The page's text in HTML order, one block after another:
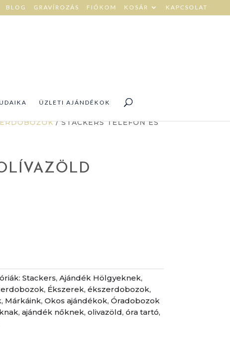
BLOG GRAVÍROZÁS FIÓKOM KOSÁR KAPCSOLAT
ÜZLETI AJÁNDÉKOK
/ STACKERS TELEFON ÉS
Stackers, Ajándék Hölgyeknek,
, Ékszerek, ékszerdobozok,
, Márkáink, Okos ajándékok, Óradobozok
, ajándék nőknek, olivazöld, óra tartó,